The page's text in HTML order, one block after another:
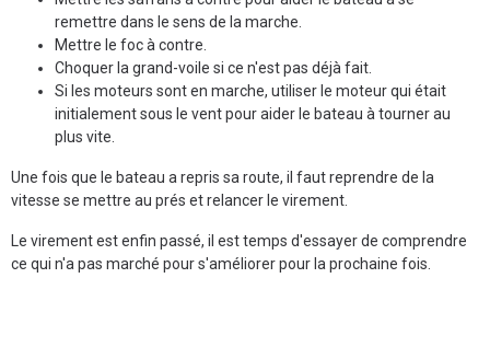
remettre dans le sens de la marche.
Mettre le foc à contre.
Choquer la grand-voile si ce n'est pas déjà fait.
Si les moteurs sont en marche, utiliser le moteur qui était
initialement sous le vent pour aider le bateau à tourner au
plus vite.
Une fois que le bateau a repris sa route, il faut reprendre de la
vitesse se mettre au prés et relancer le virement.
Le virement est enfin passé, il est temps d'essayer de comprendre
ce qui n'a pas marché pour s'améliorer pour la prochaine fois.